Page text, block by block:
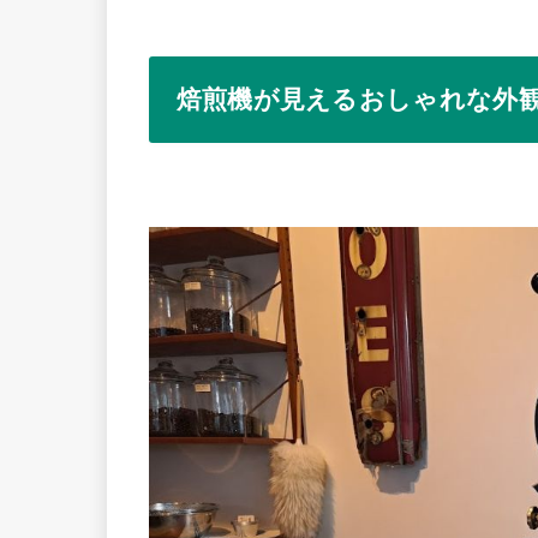
焙煎機が見えるおしゃれな外